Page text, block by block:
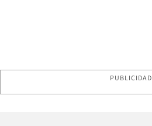
PUBLICIDAD